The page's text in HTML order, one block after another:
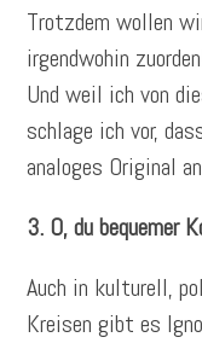
Trotzdem wollen
irgendwohin
Und weil ich von
schlage ich vor,
analoges Original
3. O, du bequemer
Auch in kulturell,
Kreisen gibt es